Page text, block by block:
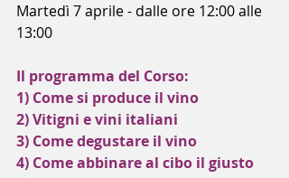
Martedì 7 aprile - dalle ore 12:00 alle
13:00
Il programma del Corso:
1) Come si produce il vino
2) Vitigni e vini italiani
3) Come degustare il vino
4) Come abbinare al cibo il giusto